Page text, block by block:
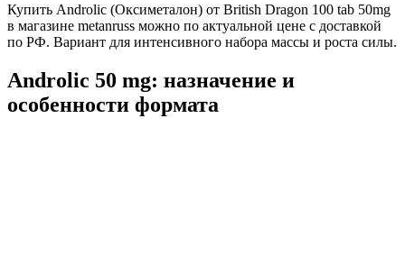
Купить Androlic (Оксиметалон) от British Dragon 100 tab 50mg
в магазине metanruss можно по актуальной цене с доставкой
по РФ. Вариант для интенсивного набора массы и роста силы.
Androlic 50 mg: назначение и
особенности формата